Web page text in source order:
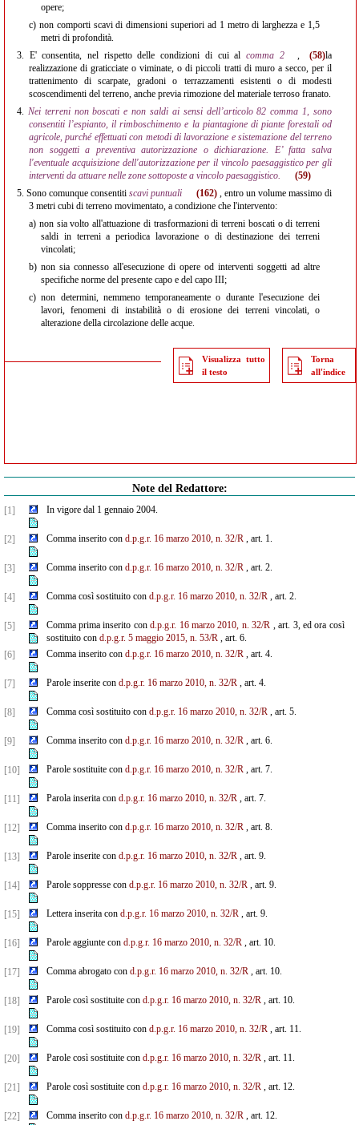
opere;
c) non comporti scavi di dimensioni superiori ad 1 metro di larghezza e 1,5
metri di profondità.
3. E' consentita, nel rispetto delle condizioni di cui al comma 2 , (58)la
realizzazione di graticciate o viminate, o di piccoli tratti di muro a secco, per il
trattenimento di scarpate, gradoni o terrazzamenti esistenti o di modesti
scoscendimenti del terreno, anche previa rimozione del materiale terroso franato.
4. Nei terreni non boscati e non saldi ai sensi dell’articolo 82 comma 1, sono
consentiti l’espianto, il rimboschimento e la piantagione di piante forestali od
agricole, purché effettuati con metodi di lavorazione e sistemazione del terreno
non soggetti a preventiva autorizzazione o dichiarazione. E’ fatta salva
l'eventuale acquisizione dell'autorizzazione per il vincolo paesaggistico per gli
interventi da attuare nelle zone sottoposte a vincolo paesaggistico.
(59)
5. Sono comunque consentiti scavi puntuali (162) , entro un volume massimo di
3 metri cubi di terreno movimentato, a condizione che l'intervento:
a) non sia volto all'attuazione di trasformazioni di terreni boscati o di terreni
saldi in terreni a periodica lavorazione o di destinazione dei terreni
vincolati;
b) non sia connesso all'esecuzione di opere od interventi soggetti ad altre
specifiche norme del presente capo e del capo III;
c) non determini, nemmeno temporaneamente o durante l'esecuzione dei
lavori, fenomeni di instabilità o di erosione dei terreni vincolati, o
alterazione della circolazione delle acque.
Visualizza tutto
il testo
Torna
all'indice
Note del Redattore:
[1] In vigore dal 1 gennaio 2004.
[2] Comma inserito con d.p.g.r. 16 marzo 2010, n. 32/R, art. 1.
[3] Comma inserito con d.p.g.r. 16 marzo 2010, n. 32/R, art. 2.
[4] Comma così sostituito con d.p.g.r. 16 marzo 2010, n. 32/R, art. 2.
[5] Comma prima inserito cond.p.g.r. 16 marzo 2010, n. 32/R , art. 3, ed ora così
sostituito con d.p.g.r. 5 maggio 2015, n. 53/R, art. 6.
[6]
Comma inserito con d.p.g.r. 16 marzo 2010, n. 32/R, art. 4.
[7] Parole inserite con d.p.g.r. 16 marzo 2010, n. 32/R, art. 4.
[8] Comma così sostituito con d.p.g.r. 16 marzo 2010, n. 32/R, art. 5.
[9] Comma inserito con d.p.g.r. 16 marzo 2010, n. 32/R, art. 6.
[10] Parole sostituite con d.p.g.r. 16 marzo 2010, n. 32/R, art. 7.
[11] Parola inserita con d.p.g.r. 16 marzo 2010, n. 32/R, art. 7.
[12] Comma inserito con d.p.g.r. 16 marzo 2010, n. 32/R, art. 8.
[13] Parole inserite con d.p.g.r. 16 marzo 2010, n. 32/R, art. 9.
[14] Parole soppresse con d.p.g.r. 16 marzo 2010, n. 32/R, art. 9.
[15] Lettera inserita con d.p.g.r. 16 marzo 2010, n. 32/R, art. 9.
[16] Parole aggiunte con d.p.g.r. 16 marzo 2010, n. 32/R, art. 10.
[17] Comma abrogato con d.p.g.r. 16 marzo 2010, n. 32/R, art. 10.
[18] Parole così sostituite con d.p.g.r. 16 marzo 2010, n. 32/R, art. 10.
[19] Comma così sostituito con d.p.g.r. 16 marzo 2010, n. 32/R, art. 11.
[20] Parole così sostituite con d.p.g.r. 16 marzo 2010, n. 32/R, art. 11.
[21] Parole così sostituite con d.p.g.r. 16 marzo 2010, n. 32/R, art. 12.
[22] Comma inserito con d.p.g.r. 16 marzo 2010, n. 32/R, art. 12.